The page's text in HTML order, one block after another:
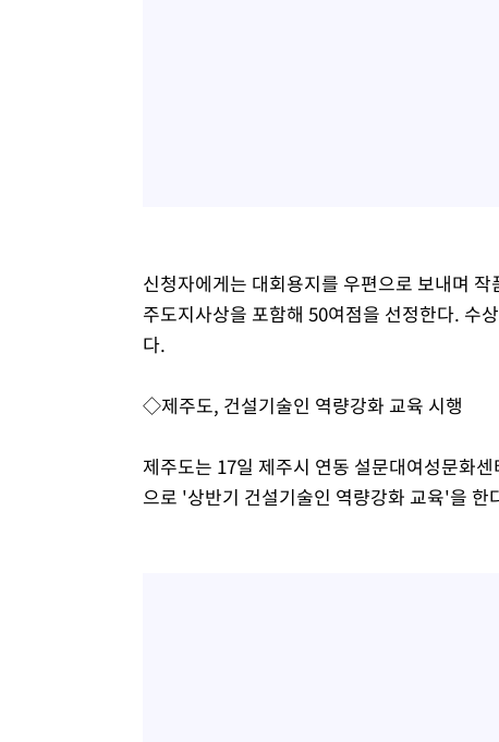
신청자에게는 대회용지를 우편으로 보내며
주도지사상을 포함해 50여점을 선정한다. 수
다.
◇제주도, 건설기술인 역량강화 교육 시행
제주도는 17일 제주시 연동 설문대여성문화
으로 '상반기 건설기술인 역량강화 교육'을 한